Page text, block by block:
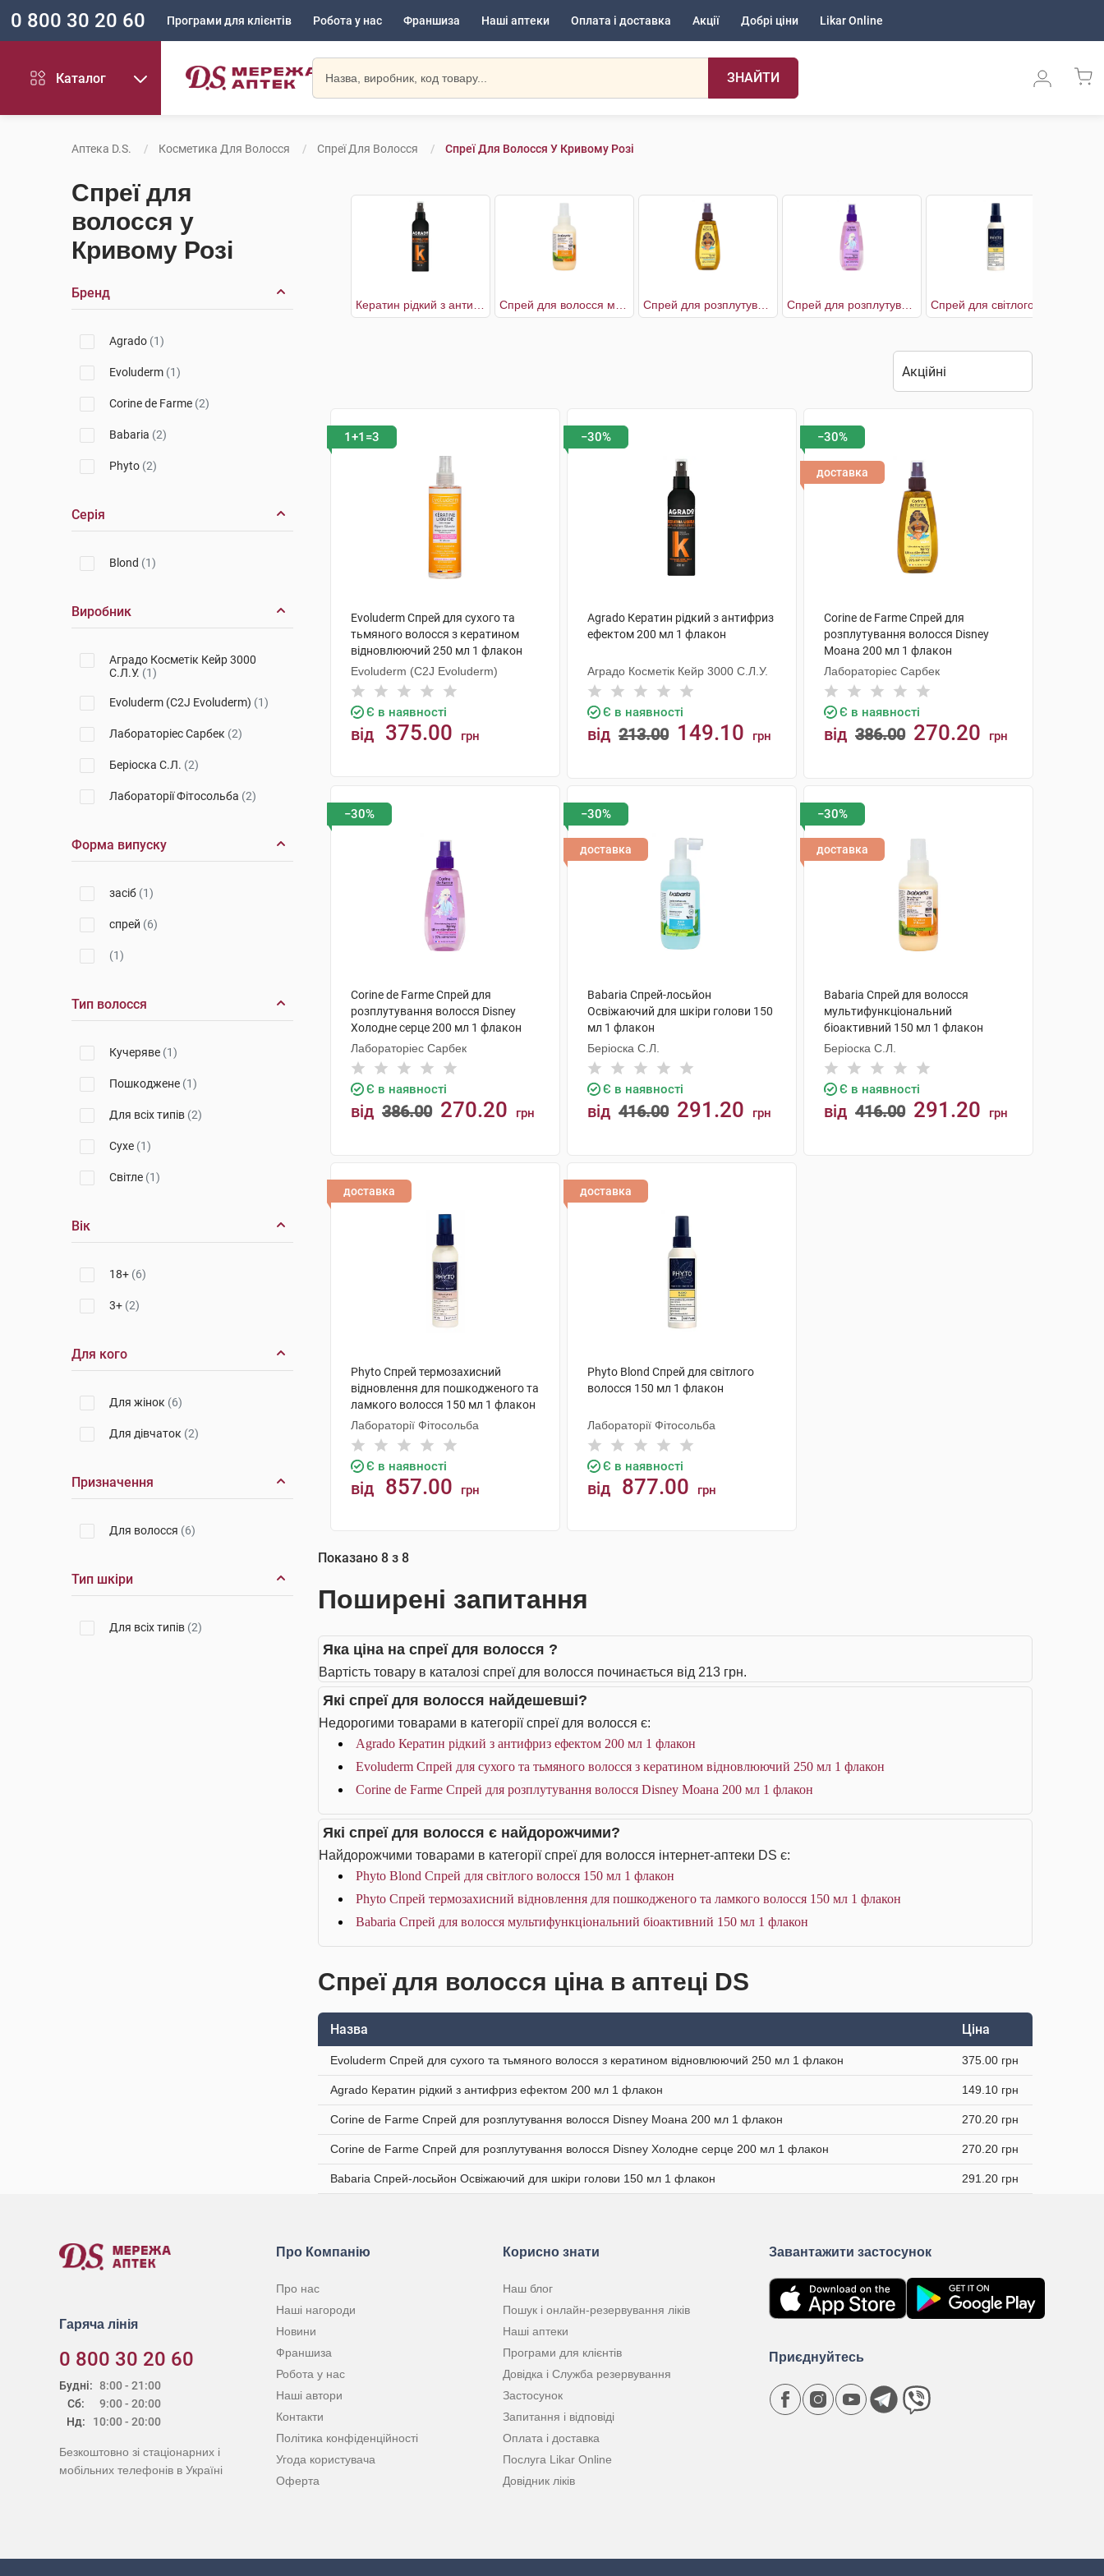
0 800 30 20 60 Програми для клієнтів Робота у нас Франшиза Наші аптеки Оплата і доставка Акції Добрі ціни Likar Online
Каталог ЗНАЙТИ
Аптека D.S. Косметика Для Волосся Спреї Для Волосся Спреї Для Волосся У Кривому Розі
Спреї для
волосся у
Кривому Розі
Бренд
Agrado (1)
Evoluderm (1)
Corine de Farme (2)
Babaria (2)
Phyto (2)
Серія
Blond (1)
Виробник
Аградо Косметік Кейр 3000
С.Л.У. (1)
Evoluderm (C2J Evoluderm) (1)
Лабораторіес Сарбек (2)
Беріоска С.Л. (2)
Лабораторії Фітосольба (2)
Форма випуску
засіб (1)
спрей (6)
(1)
Тип волосся
Кучеряве (1)
Пошкоджене (1)
Для всіх типів (2)
Сухе (1)
Світле (1)
Вік
18+ (6)
3+ (2)
Для кого
Для жінок (6)
Для дівчаток (2)
Призначення
Для волосся (6)
Тип шкіри
Для всіх типів (2)
1+1=3
Evoluderm Спрей для сухого та
тьмяного волосся з кератином
відновлюючий 250 мл 1 флакон
Evoluderm (C2J Evoluderm)
Є в наявності
від 375.00 грн
−30%
Agrado Кератин рідкий з антифриз
ефектом 200 мл 1 флакон
Аградо Косметік Кейр 3000 С.Л.У.
Є в наявності
від 213.00 149.10 грн
−30%
доставка
Corine de Farme Спрей для
розплутування волосся Disney
Моана 200 мл 1 флакон
Лабораторіес Сарбек
Є в наявності
від 386.00 270.20 грн
−30%
Corine de Farme Спрей для
розплутування волосся Disney
Холодне серце 200 мл 1 флакон
Лабораторіес Сарбек
Є в наявності
від 386.00 270.20 грн
−30%
доставка
Babaria Спрей-лосьйон
Освіжаючий для шкіри голови 150
мл 1 флакон
Беріоска С.Л.
Є в наявності
від 416.00 291.20 грн
−30%
доставка
Babaria Спрей для волосся
мультифункціональний
біоактивний 150 мл 1 флакон
Беріоска С.Л.
Є в наявності
від 416.00 291.20 грн
доставка
Phyto Спрей термозахисний
відновлення для пошкодженого та
ламкого волосся 150 мл 1 флакон
Лабораторії Фітосольба
Є в наявності
від 857.00 грн
доставка
Phyto Blond Спрей для світлого
волосся 150 мл 1 флакон
Лабораторії Фітосольба
Є в наявності
від 877.00 грн
Показано 8 з 8
Поширені запитання
Яка ціна на спреї для волосся ?
Вартість товару в каталозі спреї для волосся починається від 213 грн.
Які спреї для волосся найдешевші?
Недорогими товарами в категорії спреї для волосся є:
Agrado Кератин рідкий з антифриз ефектом 200 мл 1 флакон
Evoluderm Спрей для сухого та тьмяного волосся з кератином відновлюючий 250 мл 1 флакон
Corine de Farme Спрей для розплутування волосся Disney Моана 200 мл 1 флакон
Які спреї для волосся є найдорожчими?
Найдорожчими товарами в категорії спреї для волосся інтернет-аптеки DS є:
Phyto Blond Спрей для світлого волосся 150 мл 1 флакон
Phyto Спрей термозахисний відновлення для пошкодженого та ламкого волосся 150 мл 1 флакон
Babaria Спрей для волосся мультифункціональний біоактивний 150 мл 1 флакон
Спреї для волосся ціна в аптеці DS
Назва Ціна
Evoluderm Спрей для сухого та тьмяного волосся з кератином відновлюючий 250 мл 1 флакон 375.00 грн
Agrado Кератин рідкий з антифриз ефектом 200 мл 1 флакон 149.10 грн
Corine de Farme Спрей для розплутування волосся Disney Моана 200 мл 1 флакон 270.20 грн
Corine de Farme Спрей для розплутування волосся Disney Холодне серце 200 мл 1 флакон 270.20 грн
Babaria Спрей-лосьйон Освіжаючий для шкіри голови 150 мл 1 флакон 291.20 грн
Гаряча лінія
0 800 30 20 60
Будні:
Сб:
Нд:
8:00 - 21:00
9:00 - 20:00
10:00 - 20:00
Безкоштовно зі стаціонарних і
мобільних телефонів в Україні
Про Компанію
Про нас
Наші нагороди
Новини
Франшиза
Робота у нас
Наші автори
Контакти
Політика конфіденційності
Угода користувача
Оферта
Корисно знати
Наш блог
Пошук і онлайн-резервування ліків
Наші аптеки
Програми для клієнтів
Довідка і Служба резервування
Застосунок
Запитання і відповіді
Оплата і доставка
Послуга Likar Online
Довідник ліків
Завантажити застосунок
Приєднуйтесь